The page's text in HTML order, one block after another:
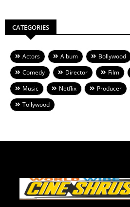
CATEGORIES
Actors Album Bollywood
Comedy
Director Film
Music
Netflix Producer
Tollywood